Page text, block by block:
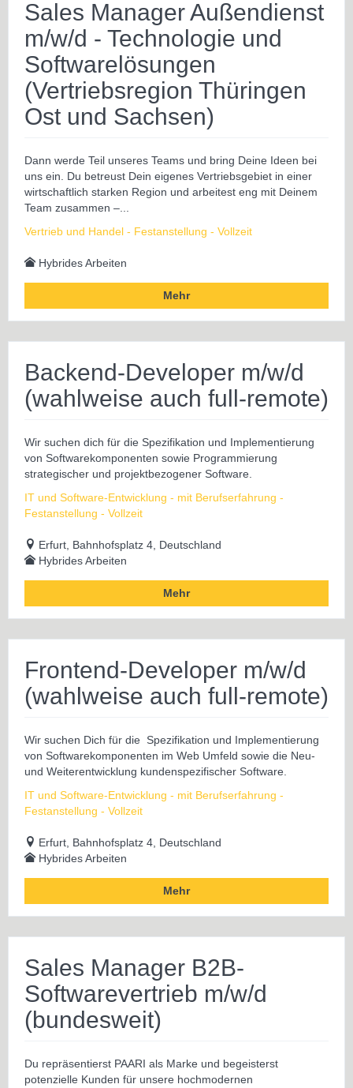
Sales Manager Außendienst
m/w/d - Technologie und
Softwarelösungen
(Vertriebsregion Thüringen
Ost und Sachsen)
Dann werde Teil unseres Teams und bring Deine Ideen bei
uns ein. Du betreust Dein eigenes Vertriebsgebiet in einer
wirtschaftlich starken Region und arbeitest eng mit Deinem
Team zusammen –...
Vertrieb und Handel - Festanstellung - Vollzeit
Hybrides Arbeiten
Mehr
Backend-Developer m/w/d
(wahlweise auch full-remote)
Wir suchen dich für die Spezifikation und Implementierung
von Softwarekomponenten sowie Programmierung
strategischer und projektbezogener Software.
IT und Software-Entwicklung - mit Berufserfahrung -
Festanstellung - Vollzeit
Erfurt, Bahnhofsplatz 4, Deutschland
Hybrides Arbeiten
Mehr
Frontend-Developer m/w/d
(wahlweise auch full-remote)
Wir suchen Dich für die Spezifikation und Implementierung
von Softwarekomponenten im Web Umfeld sowie die Neu-
und Weiterentwicklung kundenspezifischer Software.
IT und Software-Entwicklung - mit Berufserfahrung -
Festanstellung - Vollzeit
Erfurt, Bahnhofsplatz 4, Deutschland
Hybrides Arbeiten
Mehr
Sales Manager B2B-
Softwarevertrieb m/w/d
(bundesweit)
Du repräsentierst PAARI als Marke und begeisterst
potenzielle Kunden für unsere hochmodernen